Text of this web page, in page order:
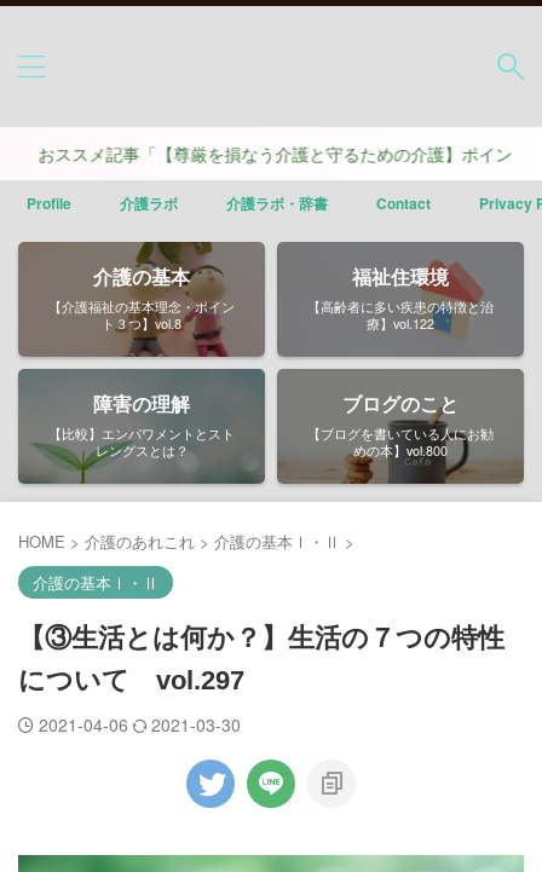
メ記事「【尊厳を損なう介護と守るための介護】ポイントは４つ」
Profile 介護ラボ 介護ラボ・辞書 Contact Privacy
介護の基本
【介護福祉の基本理念・ポイン
ト３つ】vol.8
福祉住環境
【高齢者に多い疾患の特徴と治
療】vol.122
障害の理解
【比較】エンパワメントとスト
レングスとは？
ブログのこと
【ブログを書いている人にお勧
めの本】vol.800
HOME > 介護のあれこれ > 介護の基本Ⅰ・Ⅱ >
介護の基本Ⅰ・Ⅱ
【③生活とは何か？】生活の７つの特性
について vol.297
2021-04-06 2021-03-30